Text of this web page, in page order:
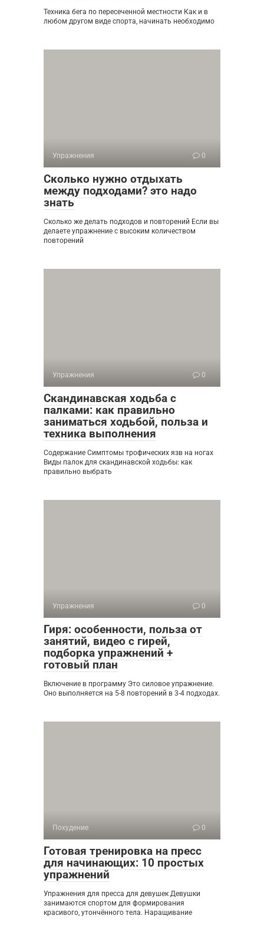
Техника бега по пересеченной местности Как и в
любом другом виде спорта, начинать необходимо
Упражнения 0
Сколько нужно отдыхать
между подходами? это надо
знать
Сколько же делать подходов и повторений Если вы
делаете упражнение с высоким количеством
повторений
Упражнения 0
Скандинавская ходьба с
палками: как правильно
заниматься ходьбой, польза и
техника выполнения
Содержание Симптомы трофических язв на ногах
Виды палок для скандинавской ходьбы: как
правильно выбрать
Упражнения 0
Гиря: особенности, польза от
занятий, видео с гирей,
подборка упражнений +
готовый план
Включение в программу Это силовое упражнение.
Оно выполняется на 5-8 повторений в 3-4 подходах.
Похудение 0
Готовая тренировка на пресс
для начинающих: 10 простых
упражнений
Упражнения для пресса для девушек Девушки
занимаются спортом для формирования
красивого, утончённого тела. Наращивание